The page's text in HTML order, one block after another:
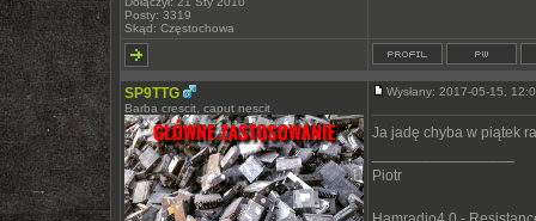
Posty: 3319
Skąd: Częstochowa
SP9TTG
Barba crescit, caput nescit
Wysłany: 2017-05-15,
Ja jadę chyba w piątek
Piotr